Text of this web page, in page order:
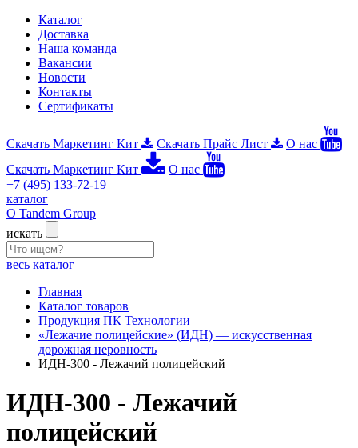
Каталог
Доставка
Наша команда
Вакансии
Новости
Контакты
Сертификаты
Скачать Маркетинг Кит Скачать Прайс Лист
О нас
Скачать Маркетинг Кит
О нас
+7 (495) 133-72-19
каталог
О Tandem Group
искать
весь каталог
Главная
Каталог товаров
Продукция ПК Технологии
«Лежачие полицейские» (ИДН) — искусственная
дорожная неровность
ИДН-300 - Лежачий полицейский
ИДН-300 - Лежачий
полицейский